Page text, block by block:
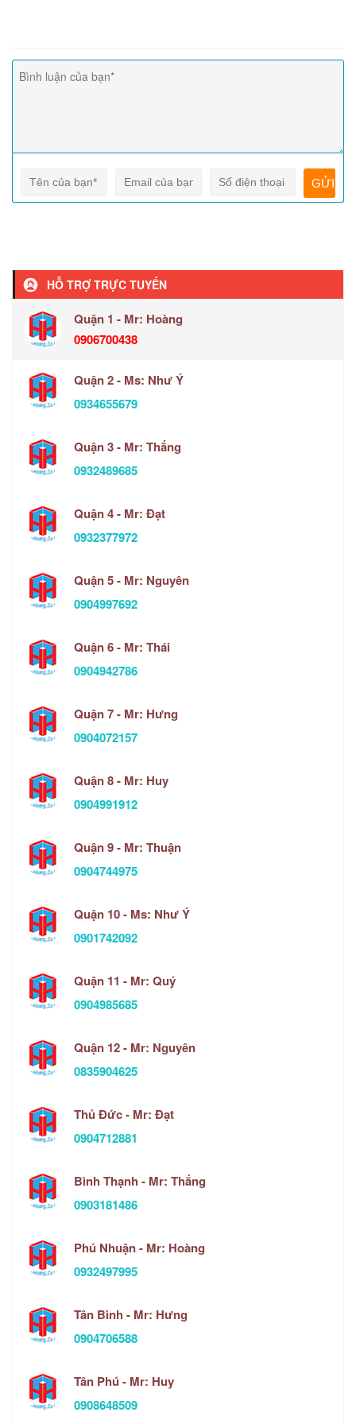
HỖ TRỢ TRỰC TUYẾN
Quận 1 - Mr: Hoàng
0906700438
Quận 2 - Ms: Như Ý
0934655679
Quận 3 - Mr: Thắng
0932489685
Quận 4 - Mr: Đạt
0932377972
Quận 5 - Mr: Nguyên
0904997692
Quận 6 - Mr: Thái
0904942786
Quận 7 - Mr: Hưng
0904072157
Quận 8 - Mr: Huy
0904991912
Quận 9 - Mr: Thuận
0904744975
Quận 10 - Ms: Như Ý
0901742092
Quận 11 - Mr: Quý
0904985685
Quận 12 - Mr: Nguyên
0835904625
Thủ Đức - Mr: Đạt
0904712881
Bình Thạnh - Mr: Thắng
0903181486
Phú Nhuận - Mr: Hoàng
0932497995
Tân Bình - Mr: Hưng
0904706588
Tân Phú - Mr: Huy
0908648509